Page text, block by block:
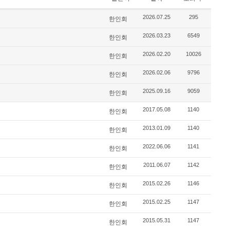
한인회 2026.07.25 295
한인회 2026.03.23 6549
한인회 2026.02.20 10026
한인회 2026.02.06 9796
한인회 2025.09.16 9059
한인회 2017.05.08 1140
한인회 2013.01.09 1140
한인회 2022.06.06 1141
한인회 2011.06.07 1142
한인회 2015.02.26 1146
한인회 2015.02.25 1147
한인회 2015.05.31 1147